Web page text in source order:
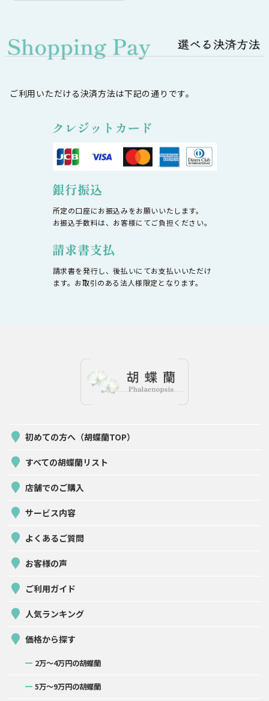
ご利用いただける決済方法は下記の通りです。
所定の口座にお振込みをお願いいたします。
お振込手数料は、お客様にてご負担ください。
請求書を発行し、後払いにてお支払いいただけ
ます。お取引のある法人様限定となります。
初めての方へ（胡蝶蘭TOP）
すべての胡蝶蘭リスト
店舗でのご購入
サービス内容
よくあるご質問
お客様の声
ご利用ガイド
人気ランキング
価格から探す
2万〜4万円の胡蝶蘭
5万〜9万円の胡蝶蘭